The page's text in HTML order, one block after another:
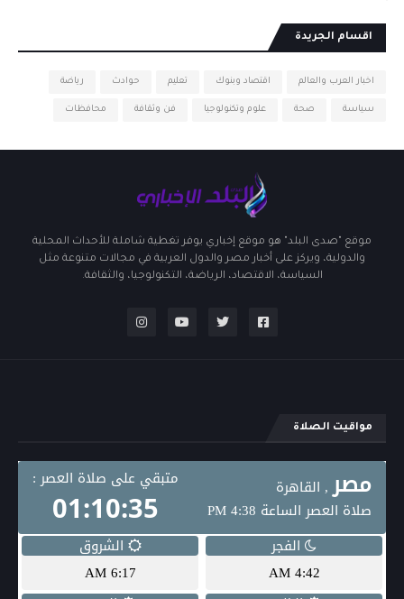
اقسام الجريدة
اخبار العرب والعالم اقتصاد وبنوك تعليم حوادث رياضة
سياسة صحة علوم وتكنولوجيا فن وثقافة محافظات
موقع "صدى البلد" هو موقع إخباري يوفر تغطية شاملة للأحداث المحلية
والدولية، ويركز على أخبار مصر والدول العربية في مجالات متنوعة مثل
السياسة، الاقتصاد، الرياضة، التكنولوجيا، والثقافة.
مواقيت الصلاة